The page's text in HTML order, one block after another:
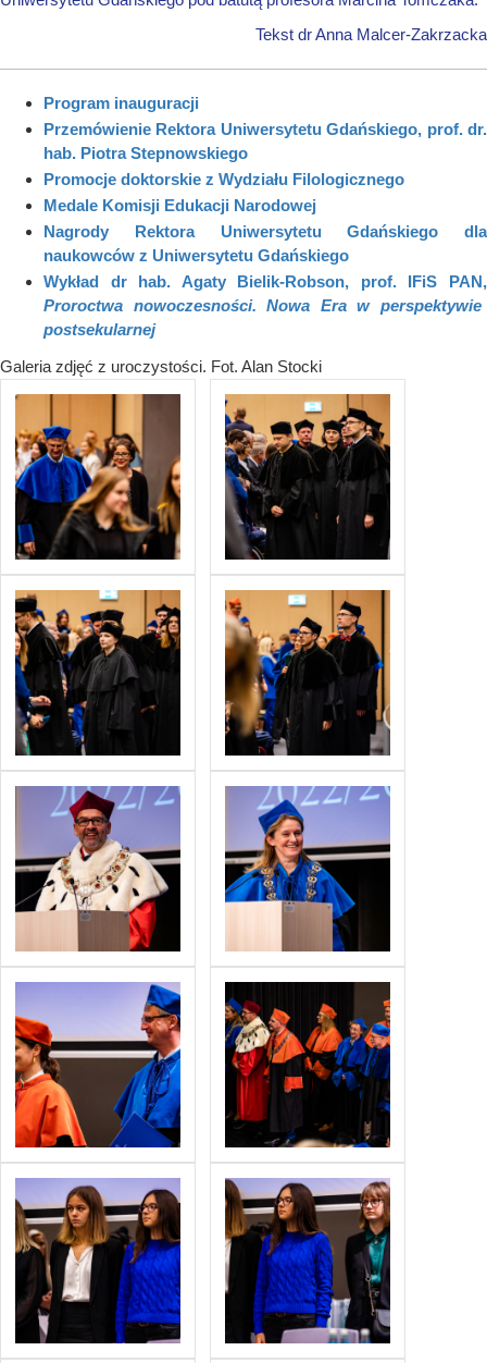
Tekst dr Anna Malcer-Zakrzacka
Program inauguracji
Przemówienie Rektora Uniwersytetu Gdańskiego, prof. dr.
hab. Piotra Stepnowskiego
Promocje doktorskie z Wydziału Filologicznego
Medale Komisji Edukacji Narodowej
Nagrody Rektora Uniwersytetu Gdańskiego dla
naukowców z Uniwersytetu Gdańskiego
Wykład dr hab. Agaty Bielik-Robson, prof. IFiS PAN,
Proroctwa nowoczesności. Nowa Era w perspektywie
postsekularnej
Galeria zdjęć z uroczystości. Fot. Alan Stocki